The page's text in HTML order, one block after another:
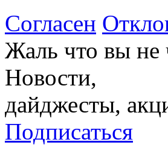
Согласен
Жаль что вы
Новости,
дайджесты,
Подписаться